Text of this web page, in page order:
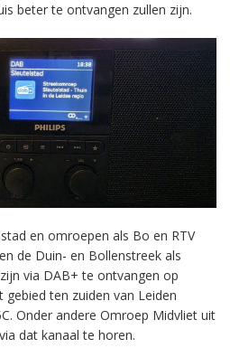
beter te ontvangen zullen zijn.
en omroepen als Bo en RTV
de Duin- en Bollenstreek als
via DAB+ te ontvangen op
ten zuiden van Leiden
Onder andere Omroep Midvliet uit
dat kanaal te horen.